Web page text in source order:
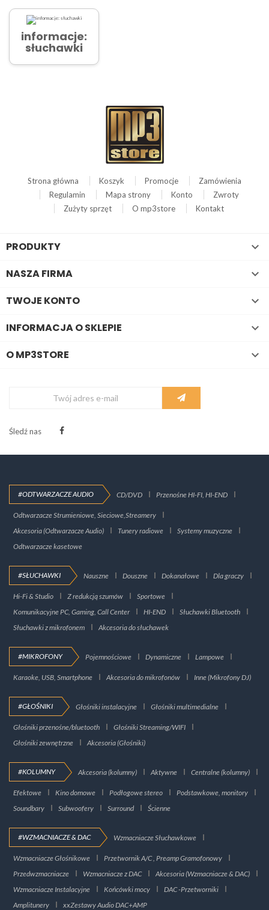
informacje:
słuchawki
Strona główna Koszyk Promocje
Zamówienia
Regulamin
Mapa strony Konto
Zwroty
Zużyty sprzęt
O mp3store Kontakt
PRODUKTY 
NASZA FIRMA 
TWOJE KONTO 
INFORMACJA O SKLEPIE 
O MP3STORE 
Śledź nas
#ODTWARZACZE AUDIO CD/DVD Przenośne HI-FI, HI-END
Odtwarzacze Strumieniowe, Sieciowe,Streamery
Akcesoria (Odtwarzacze Audio)
Tunery radiowe
Systemy muzyczne
Odtwarzacze kasetowe
#SŁUCHAWKI Nauszne Douszne Dokanałowe Dla graczy
Hi-Fi & Studio Z redukcją szumów
Sportowe
Komunikacyjne PC, Gaming, Call Center
HI-END
Słuchawki Bluetooth
Słuchawki z mikrofonem
Akcesoria do słuchawek
#MIKROFONY Pojemnościowe Dynamiczne Lampowe
Karaoke, USB, Smartphone Akcesoria do mikrofonów Inne (Mikrofony DJ)
#GŁOŚNIKI Głośniki instalacyjne Głośniki multimedialne
Głośniki przenośne/bluetooth
Głośniki Streaming/WIFI
Głośniki zewnętrzne
Akcesoria (Głośniki)
#KOLUMNY Akcesoria (kolumny) Aktywne Centralne (kolumny)
Efektowe Kino domowe Podłogowe stereo
Podstawkowe, monitory
Soundbary
Subwoofery Surround Ścienne
#WZMACNIACZE & DAC Wzmacniacze Słuchawkowe
Wzmacniacze Głośnikowe
Przetwornik A/C , Preamp Gramofonowy
Przedwzmacniacze
Wzmacniacze z DAC
Akcesoria (Wzmacniacze & DAC)
Wzmacniacze Instalacyjne
Końcówki mocy
DAC -Przetworniki
Amplitunery
xxZestawy Audio DAC+AMP